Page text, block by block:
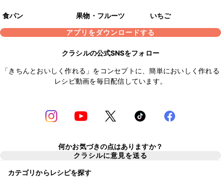
食パン 果物・フルーツ
いちご
アプリをダウンロードする
クラシルの公式SNSをフォロー
「きちんとおいしく作れる」をコンセプトに、簡単においしく作れる
レシピ動画を毎日配信しています。
何かお気づきの点はありますか？
クラシルに意見を送る
カテゴリからレシピを探す